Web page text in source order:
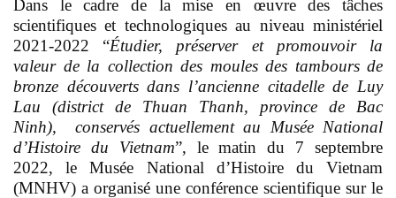
Dans le cadre de la mise en œuvre des tâches
scientifiques et technologiques au niveau ministériel
2021-2022 “Étudier, préserver et promouvoir la
valeur de la collection des moules des tambours de
bronze découverts dans l’ancienne citadelle de Luy
Lau (district de Thuan Thanh, province de Bac
Ninh), conservés actuellement au Musée National
d’Histoire du Vietnam”, le matin du 7 septembre
2022, le Musée National d’Histoire du Vietnam
(MNHV) a organisé une conférence scientifique sur le